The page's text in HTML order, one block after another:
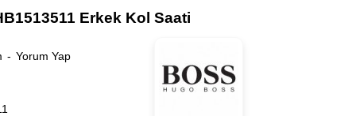
Erkek Kol Saati
- Yorum Yap